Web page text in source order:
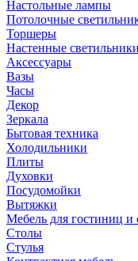
Настольные лампы
Потолочные
Торшеры
Настенные светильники
Аксессуары
Вазы
Часы
Декор
Зеркала
Бытовая техника
Холодильники
Плиты
Духовки
Посудомойки
Вытяжки
Мебель для гостиниц
Столы
Стулья